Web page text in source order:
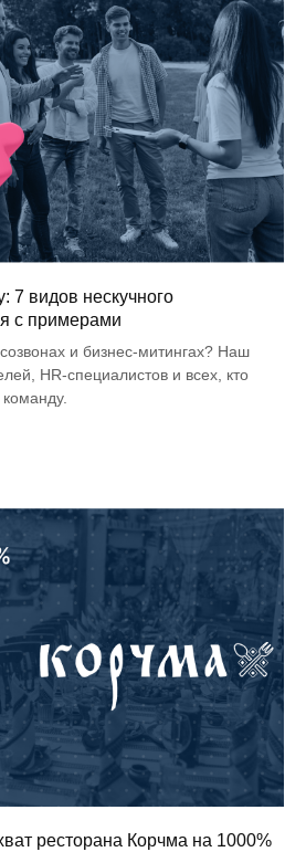
7 видов нескучного
с примерами
и бизнес-митингах? Наш
HR-специалистов и всех, кто
ресторана Корчма на 1000%